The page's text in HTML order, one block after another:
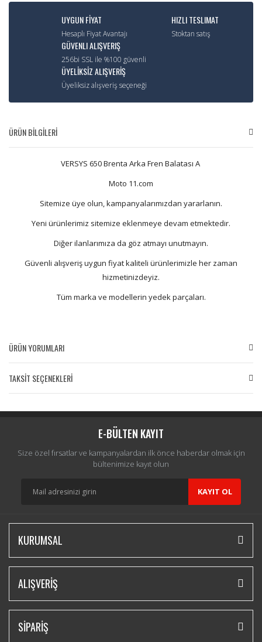
UYGUN FİYAT
Hesaplı Fiyat Avantajı
HIZLI TESLIMAT
Stoktan satış
GÜVENLI ALIŞVERIŞ
256bi SSL ile %100 güvenli
ÜYELİKSİZ ALIŞVERİŞ
Üyeliksiz alışveriş seçeneği
ÜRÜN BİLGİLERİ
VERSYS 650 Brenta Arka Fren Balatası A
Moto 11.com
Sitemize üye olun, kampanyalarımızdan yararlanın.
Yeni ürünlerimiz sitemize eklenmeye devam etmektedir.
Diğer ilanlarımıza da göz atmayı unutmayın.
Güvenli alışveriş uygun fiyat kaliteli ürünlerimizle her zaman
hizmetinizdeyiz.
Tüm marka ve modellerin yedek parçaları.
ÜRÜN YORUMLARI
Yorum Yaz
TAKSİT SEÇENEKLERİ
E-BÜLTEN KAYIT
Size özel fırsatlar ve kampanyalardan ilk önce haberdar olmak için
bültenimize kayıt olun
KAYIT OL
KURUMSAL
ALIŞVERİŞ
SİPARİŞ